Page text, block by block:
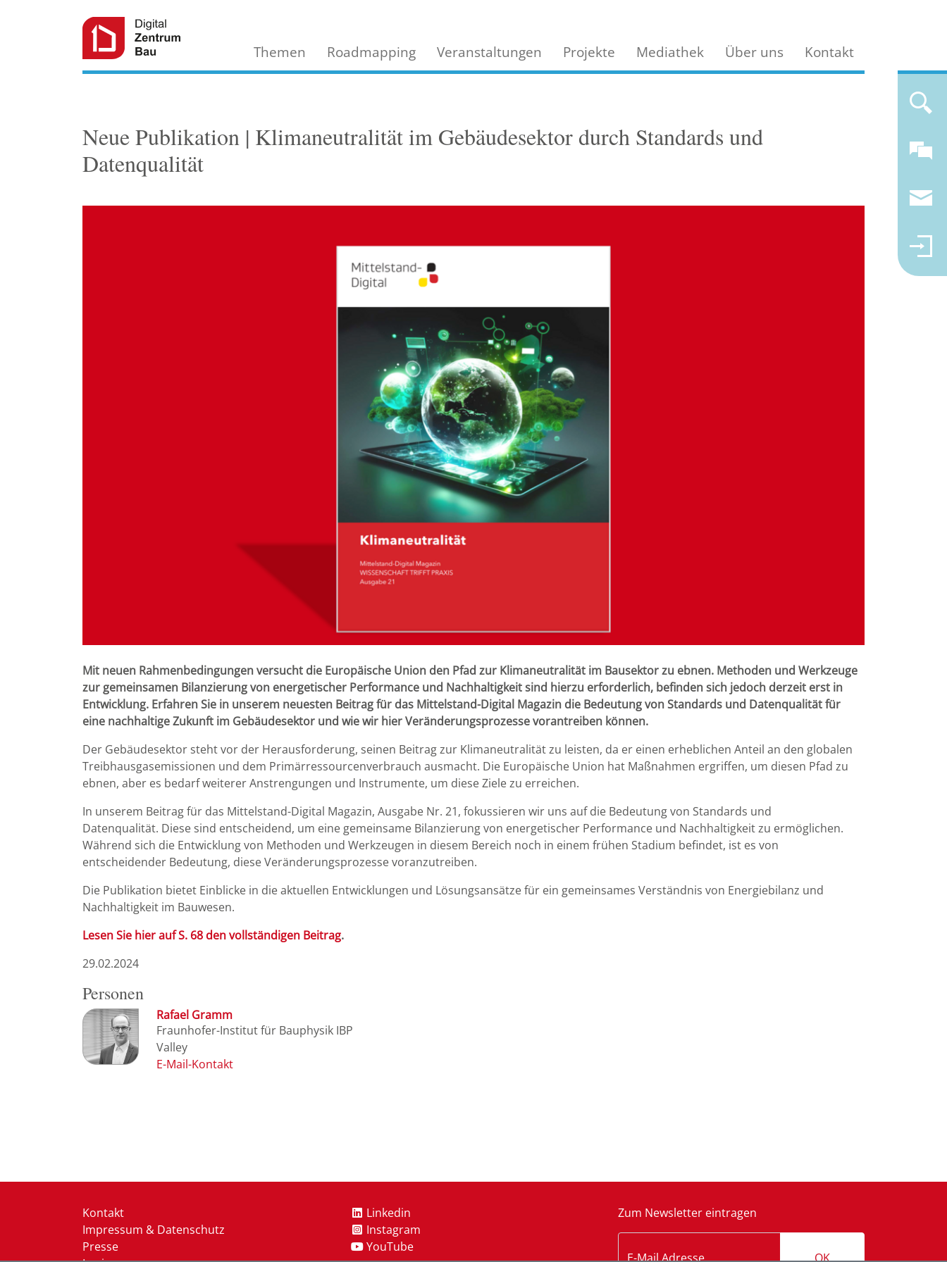
Themen Roadmapping Veranstaltungen Projekte Mediathek Über uns Kontakt
Neue Publikation | Klimaneutralität im Gebäudesektor durch Standards und
Datenqualität
Mit neuen Rahmenbedingungen versucht die Europäische Union den Pfad zur Klimaneutralität im Bausektor zu ebnen. Methoden und Werkzeuge
zur gemeinsamen Bilanzierung von energetischer Performance und Nachhaltigkeit sind hierzu erforderlich, befinden sich jedoch derzeit erst in
Entwicklung. Erfahren Sie in unserem neuesten Beitrag für das Mittelstand-Digital Magazin die Bedeutung von Standards und Datenqualität für
eine nachhaltige Zukunft im Gebäudesektor und wie wir hier Veränderungsprozesse vorantreiben können.
Der Gebäudesektor steht vor der Herausforderung, seinen Beitrag zur Klimaneutralität zu leisten, da er einen erheblichen Anteil an den globalen
Treibhausgasemissionen und dem Primärressourcenverbrauch ausmacht. Die Europäische Union hat Maßnahmen ergriffen, um diesen Pfad zu
ebnen, aber es bedarf weiterer Anstrengungen und Instrumente, um diese Ziele zu erreichen.
In unserem Beitrag für das Mittelstand-Digital Magazin, Ausgabe Nr. 21, fokussieren wir uns auf die Bedeutung von Standards und
Datenqualität. Diese sind entscheidend, um eine gemeinsame Bilanzierung von energetischer Performance und Nachhaltigkeit zu ermöglichen.
Während sich die Entwicklung von Methoden und Werkzeugen in diesem Bereich noch in einem frühen Stadium befindet, ist es von
entscheidender Bedeutung, diese Veränderungsprozesse voranzutreiben.
Die Publikation bietet Einblicke in die aktuellen Entwicklungen und Lösungsansätze für ein gemeinsames Verständnis von Energiebilanz und
Nachhaltigkeit im Bauwesen.
Lesen Sie hier auf S. 68 den vollständigen Beitrag.
29.02.2024
Personen
Rafael Gramm
Fraunhofer-Institut für Bauphysik IBP
Valley
Kontakt
Impressum & Datenschutz
Presse
Linkedin
Instagram
YouTube
Zum Newsletter eintragen
OK